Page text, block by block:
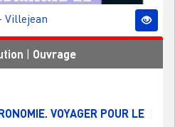
Villejean
| Ouvrage
VOYAGER POUR LE